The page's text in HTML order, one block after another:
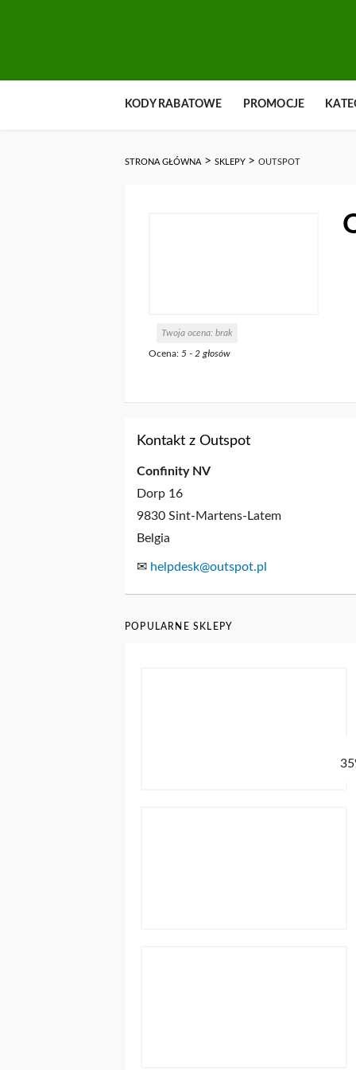
KODY RABATOWE PROMOCJE
STRONA GŁÓWNA > SKLEPY > OUTSPOT
Twoja ocena: brak
Ocena: 5 - 2 głosów
Kontakt z Outspot
Confinity NV
Dorp 16
9830 Sint-Martens-Latem
Belgia
✉ helpdesk@outspot.pl
POPULARNE SKLEPY